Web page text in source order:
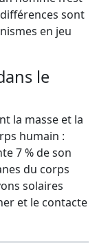
sont
en jeu
le
la masse et la
humain :
7 % de son
du corps
solaires
et le contacte